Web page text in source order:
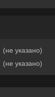
(не указано)
(не указано)